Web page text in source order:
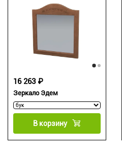
Зеркало Эдем
16 263 ₽
В корзину